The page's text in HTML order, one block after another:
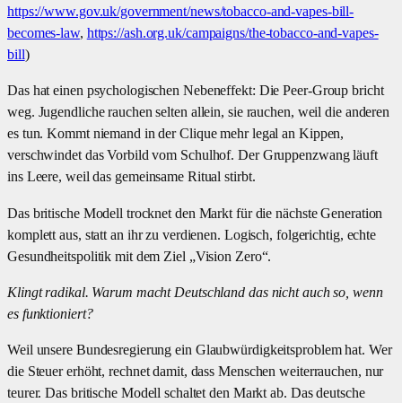
https://www.gov.uk/government/news/tobacco-and-vapes-bill-
becomes-law, https://ash.org.uk/campaigns/the-tobacco-and-vapes-
bill)
Das hat einen psychologischen Nebeneffekt: Die Peer-Group bricht
weg. Jugendliche rauchen selten allein, sie rauchen, weil die anderen
es tun. Kommt niemand in der Clique mehr legal an Kippen,
verschwindet das Vorbild vom Schulhof. Der Gruppenzwang läuft
ins Leere, weil das gemeinsame Ritual stirbt.
Das britische Modell trocknet den Markt für die nächste Generation
komplett aus, statt an ihr zu verdienen. Logisch, folgerichtig, echte
Gesundheitspolitik mit dem Ziel „Vision Zero“.
Klingt radikal. Warum macht Deutschland das nicht auch so, wenn
es funktioniert?
Weil unsere Bundesregierung ein Glaubwürdigkeitsproblem hat. Wer
die Steuer erhöht, rechnet damit, dass Menschen weiterrauchen, nur
teurer. Das britische Modell schaltet den Markt ab. Das deutsche